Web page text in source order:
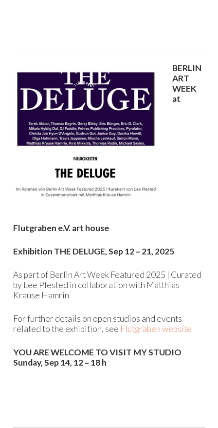
BERLIN
ART
WEEK
at
Flutgraben e.V. art house
Exhibition THE DELUGE, Sep 12 – 21, 2025
As part of Berlin Art Week Featured 2025 | Curated
by Lee Plested in collaboration with Matthias
Krause Hamrin
For further details on open studios and events
related to the exhibition, see Flutgraben website
YOU ARE WELCOME TO VISIT MY STUDIO
Sunday, Sep 14, 12 – 18 h